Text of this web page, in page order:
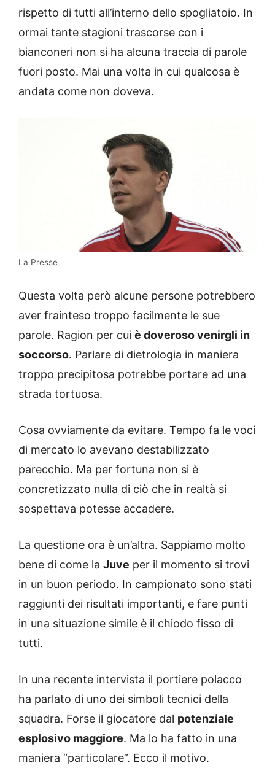
rispetto di tutti all’interno dello spogliatoio. In
ormai tante stagioni trascorse con i
bianconeri non si ha alcuna traccia di parole
fuori posto. Mai una volta in cui qualcosa è
andata come non doveva.
La Presse
Questa volta però alcune persone potrebbero
aver frainteso troppo facilmente le sue
parole. Ragion per cui è doveroso venirgli in
soccorso. Parlare di dietrologia in maniera
troppo precipitosa potrebbe portare ad una
strada tortuosa.
Cosa ovviamente da evitare. Tempo fa le voci
di mercato lo avevano destabilizzato
parecchio. Ma per fortuna non si è
concretizzato nulla di ciò che in realtà si
sospettava potesse accadere.
La questione ora è un’altra. Sappiamo molto
bene di come la Juve per il momento si trovi
in un buon periodo. In campionato sono stati
raggiunti dei risultati importanti, e fare punti
in una situazione simile è il chiodo fisso di
tutti.
In una recente intervista il portiere polacco
ha parlato di uno dei simboli tecnici della
squadra. Forse il giocatore dal potenziale
esplosivo maggiore. Ma lo ha fatto in una
maniera “particolare”. Ecco il motivo.